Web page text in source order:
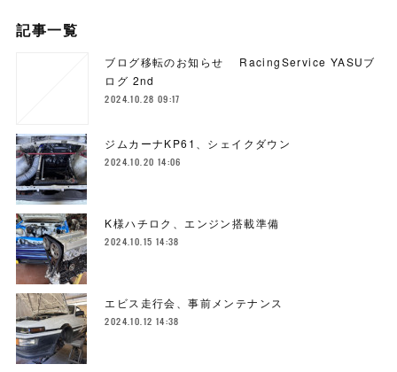
記事一覧
ブログ移転のお知らせ RacingService YASUブ
ログ 2nd
2024.10.28 09:17
ジムカーナKP61、シェイクダウン
2024.10.20 14:06
K様ハチロク、エンジン搭載準備
2024.10.15 14:38
エビス走行会、事前メンテナンス
2024.10.12 14:38